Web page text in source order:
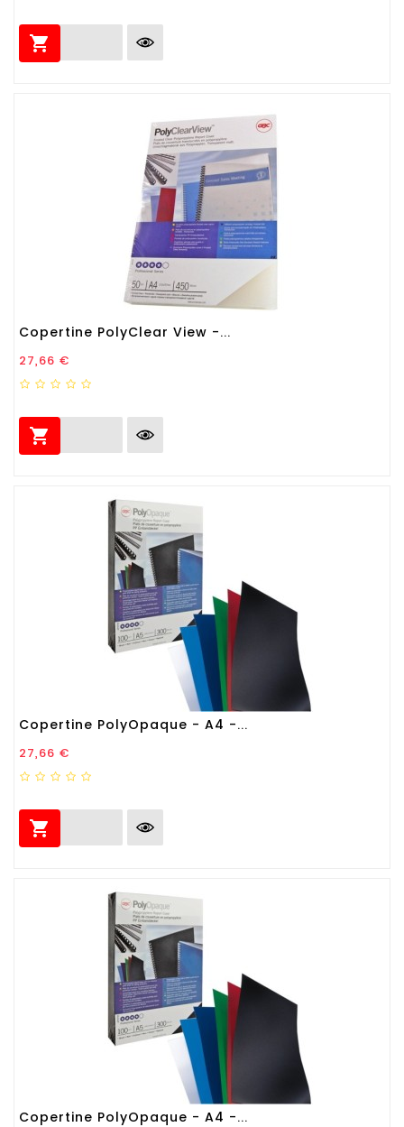

Copertine PolyClear View -...
Prezzo
27,66 €

Copertine PolyOpaque - A4 -...
Prezzo
27,66 €

Copertine PolyOpaque - A4 -...